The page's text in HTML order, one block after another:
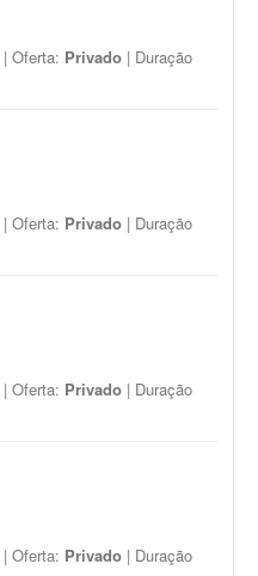
| Oferta: Privado | Duração
| Oferta: Privado | Duração
| Oferta: Privado | Duração
| Oferta: Privado | Duração